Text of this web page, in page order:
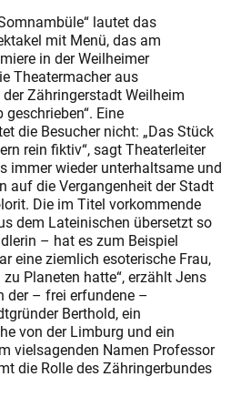
lautet das
mit Menü, das am
in der Weilheimer
Theatermacher aus
Zähringerstadt Weilheim
Eine
die Besucher nicht: „Das Stück
rein fiktiv“, sagt Theaterleiter
immer wieder unterhaltsame und
auf die Vergangenheit der Stadt
Die im Titel vorkommende
dem Lateinischen übersetzt so
– hat es zum Beispiel
eine ziemlich esoterische Frau,
Planeten hatte“, erzählt Jens
der – frei erfundene –
Berthold, ein
von der Limburg und ein
vielsagenden Namen Professor
die Rolle des Zähringerbundes